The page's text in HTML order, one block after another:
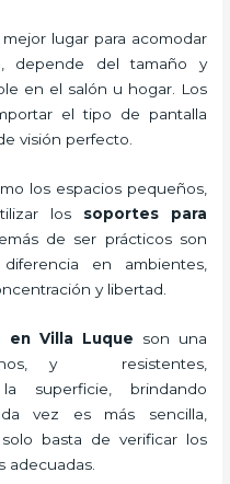
lugar para acomodar
depende del tamaño y
en el salón u hogar. Los
el tipo de pantalla
visión perfecto.
los espacios pequeños,
los soportes para
de ser prácticos son
en ambientes,
y libertad.
en Villa Luque son una
y resistentes,
superficie, brindando
vez es más sencilla,
basta de verificar los
adecuadas.